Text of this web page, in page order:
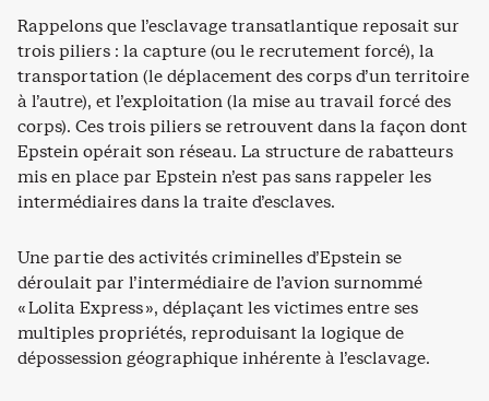
Rappelons que l’esclavage transatlantique reposait sur
trois piliers : la capture (ou le recrutement forcé), la
transportation (le déplacement des corps d’un territoire
à l’autre), et l’exploitation (la mise au travail forcé des
corps). Ces trois piliers se retrouvent dans la façon dont
Epstein opérait son réseau. La structure de rabatteurs
mis en place par Epstein n’est pas sans rappeler les
intermédiaires dans la traite d’esclaves.
Une partie des activités criminelles d’Epstein se
déroulait par l’intermédiaire de l’avion surnommé
« Lolita Express », déplaçant les victimes entre ses
multiples propriétés, reproduisant la logique de
dépossession géographique inhérente à l’esclavage.